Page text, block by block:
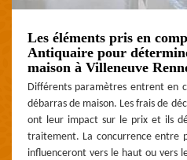
Les éléments pris en
Antiquaire pour
maison à Villeneuve
Différents paramètres entrent en
débarras de maison. Les frais de
ont leur impact sur le prix et ils
traitement. La concurrence entre
influenceront vers le haut ou vers